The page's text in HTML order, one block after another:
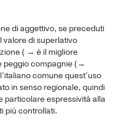
di aggettivo, se preceduti
valore di superlativo
( → è il migliore
peggio compagnie (→
comune quest’uso
in senso regionale, quindi
particolare espressività alla
più controllati.